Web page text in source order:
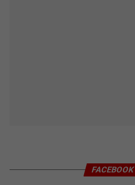
FACEBOOK